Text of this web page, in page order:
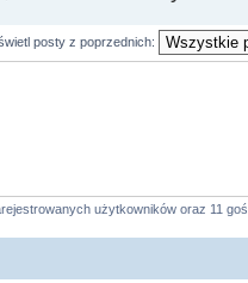
posty z poprzednich:
użytkowników oraz 11